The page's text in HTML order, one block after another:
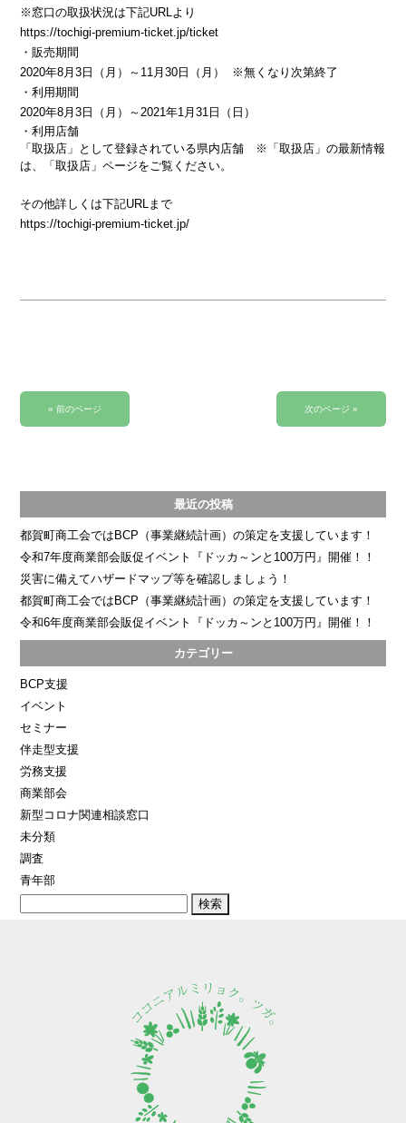
※窓口の取扱状況は下記URLより
https://tochigi-premium-ticket.jp/ticket
・販売期間
2020年8月3日（月）～ 11月30日（月）
※無くなり次第終了
・利用期間
2020年8月3日（月）～2021年1月31日（日）
・利用店舗
「取扱店」として登録されている県内店舗
※「取扱店」の最新情報
は、
「取扱店」ページをご覧ください。
その他詳しくは下記URLまで
https://tochigi-premium-ticket.jp/
« 前のページ 次のページ »
最近の投稿
都賀町商工会ではBCP（事業継続計画）の策定を支援しています！
令和7年度商業部会販促イベント『ドッカ～ンと100万円』開催！！
災害に備えてハザードマップ等を確認しましょう！
都賀町商工会ではBCP（事業継続計画）の策定を支援しています！
令和6年度商業部会販促イベント『ドッカ～ンと100万円』開催！！
カテゴリー
BCP支援
イベント
セミナー
伴走型支援
労務支援
商業部会
新型コロナ関連相談窓口
未分類
調査
青年部